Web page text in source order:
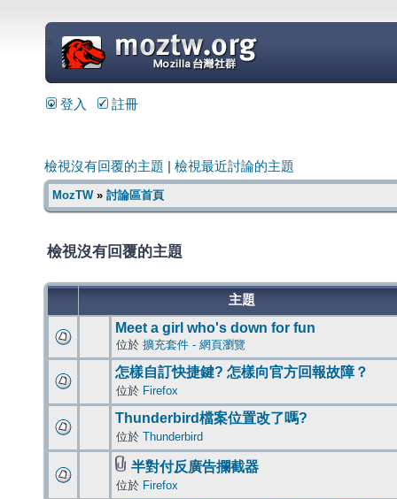
=
登入 註冊
檢視沒有回覆的主題 檢視最近討論的主題
MozTW» 討論區首頁
檢視沒有回覆的主題
主題
Meet a girl who's down for fun
位於 擴充套件 - 網頁瀏覽
怎樣自訂快捷鍵? 怎樣向官方回報故障？
位於 Firefox
Thunderbird檔案位置改了嗎?
位於 Thunderbird
半對付反廣告攔截器
位於 Firefox